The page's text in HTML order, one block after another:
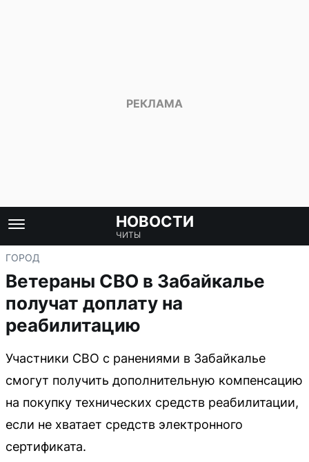
НОВОСТИ
ЧИТЫ
ГОРОД
Ветераны СВО в Забайкалье
получат доплату на
реабилитацию
Участники СВО с ранениями в Забайкалье
смогут получить дополнительную компенсацию
на покупку технических средств реабилитации,
если не хватает средств электронного
сертификата.